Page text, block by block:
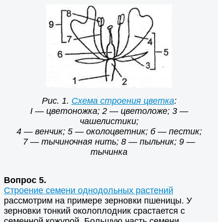
Рис. 1. Схема строения цветка:
I — цветоножка; 2 — цветоложе; 3 —
чашелистики;
4 — венчик; 5 — околоцветник; б — пестик;
7 — тычиночная нить; 8 — пыльник; 9 —
тычинка
Вопрос 5.
Строение семени однодольных растений
рассмотрим на примере зерновки пшеницы. У
зерновки тонкий околоплодник срастается с